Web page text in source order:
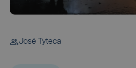
José Tyteca